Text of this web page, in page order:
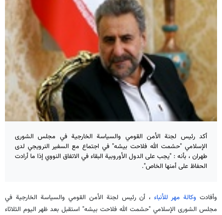
أكد رئيس لجنة الأمن القومي والسياسة الخارجية في مجلس الشورى
الإسلامي "حشمت الله فلاحت بيشه" في اجتماع مع السفير النرويجي لدى
طهران ، بأنه : "يجب على الدول الأوروبية البقاء في الاتفاق النووي إذا ما أرادت
الحفاظ على أمنها الخاص".
وأفادت وكالة مهر للأنباء، أن رئيس لجنة الأمن القومي والسياسة الخارجية في
مجلس الشورى الإسلامي "حشمت الله فلاحت بيشه" استقبل بعد ظهر اليوم الثلاثاء